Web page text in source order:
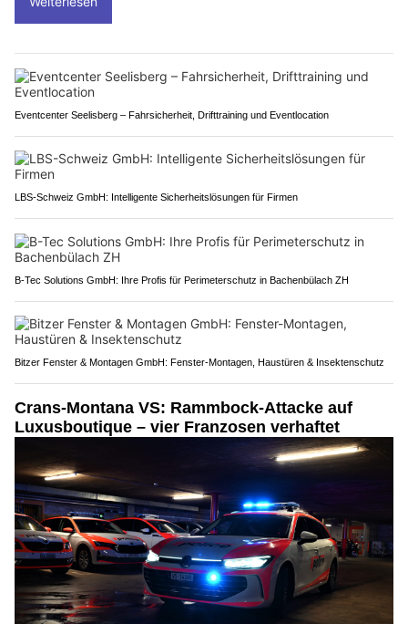
Eventcenter Seelisberg – Fahrsicherheit, Drifttraining und Eventlocation
LBS-Schweiz GmbH: Intelligente Sicherheitslösungen für Firmen
B-Tec Solutions GmbH: Ihre Profis für Perimeterschutz in Bachenbülach ZH
Bitzer Fenster & Montagen GmbH: Fenster-Montagen, Haustüren & Insektenschutz
Crans-Montana VS: Rammbock-Attacke auf
Luxusboutique – vier Franzosen verhaftet